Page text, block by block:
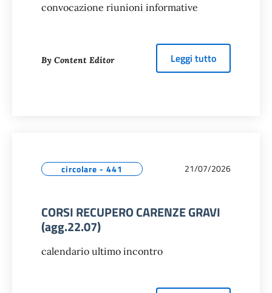
convocazione riunioni informative
By Content Editor Leggi tuttoabout
circolare - 441 21/07/2026
CORSI RECUPERO CARENZE GRAVI
(agg.22.07)
calendario ultimo incontro